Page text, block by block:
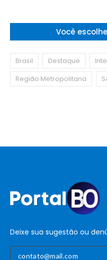
Você
Brasil Destaque
Região Metropolitana
Deixe sua sugestão ou